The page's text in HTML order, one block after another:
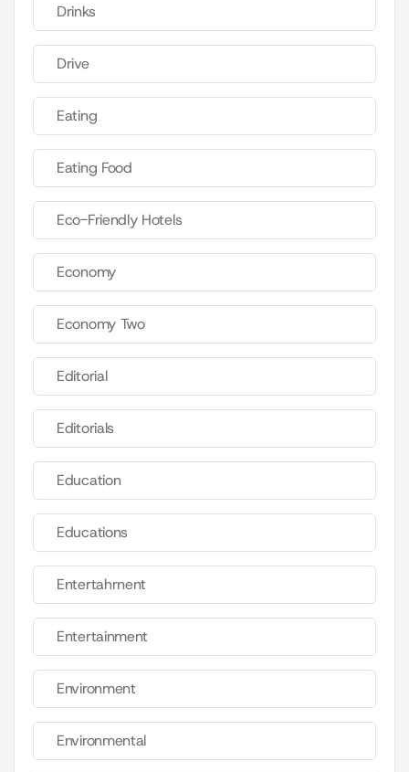
Drinks
Drive
Eating
Eating Food
Eco-Friendly Hotels
Economy
Economy Two
Editorial
Editorials
Education
Educations
Entertahrnent
Entertainment
Environment
Environmental